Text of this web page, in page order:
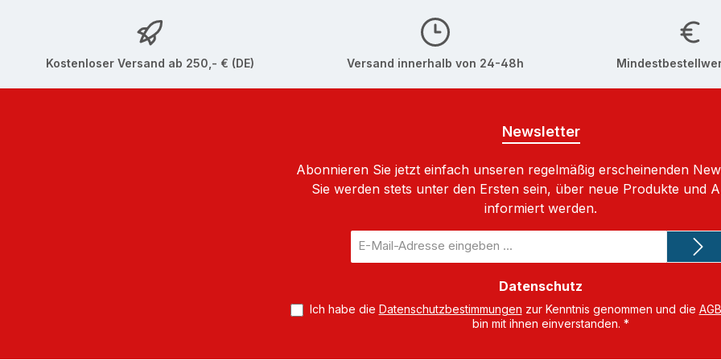
Kostenloser Versand ab 250,- € (DE) Versand innerhalb von 24-48h
Newsletter
Abonnieren Sie jetzt einfach unseren regelmäßig erscheinenden
Sie werden stets unter den Ersten sein, über neue Produkte und
informiert werden.
Mail-
Adresse
Datenschutz
Ich habe die Datenschutzbestimmungen zur Kenntnis genommen und die AGB
bin mit ihnen einverstanden. *